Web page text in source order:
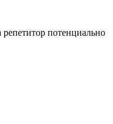
потенциально